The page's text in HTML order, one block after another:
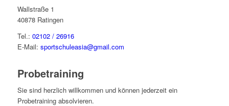
Wallstraße 1
40878 Ratingen
Tel.: 02102 / 26916
E-Mail: sportschuleasia@gmail.com
Probetraining
Sie sind herzlich willkommen und können jederzeit ein
Probetraining absolvieren.